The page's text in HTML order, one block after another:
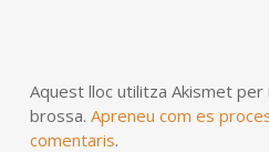
Aquest lloc utilitza Akismet
brossa. Apreneu com es
comentaris.